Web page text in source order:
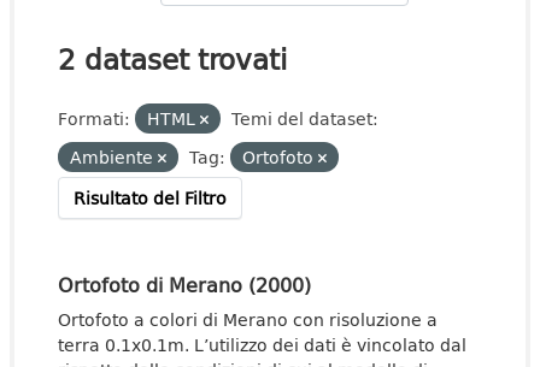
2 dataset trovati
Formati: HTML
Temi del dataset:
Ambiente
Tag:
Ortofoto
Risultato del Filtro
Ortofoto di Merano (2000)
Ortofoto a colori di Merano con risoluzione a
terra 0.1x0.1m. L’utilizzo dei dati è vincolato dal